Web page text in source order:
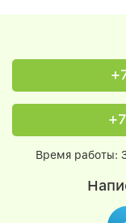
Время работы: